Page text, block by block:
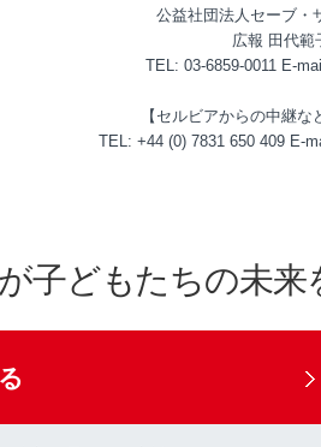
公益社団法人セーブ・
広報 田代範
TEL: 03-6859-0011 E-
【セルビアからの中継な
TEL: +44 (0) 7831 650 409 E-
子どもたちの未来